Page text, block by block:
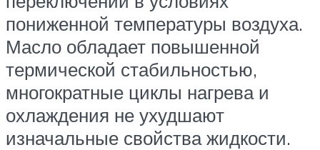
пониженной температуры воздуха.
Масло обладает повышенной
термической стабильностью,
многократные циклы нагрева и
охлаждения не ухудшают
изначальные свойства жидкости.